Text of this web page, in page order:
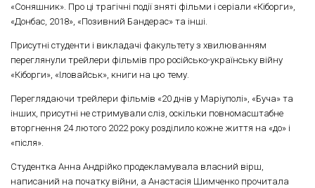
«Соняшник». Про ці трагічні події зняті фільми і серіали «Кіборги»,
«Донбас, 2018», «Позивний Бандерас» та інші.
Присутні студенти і викладачі факультету з хвилюванням
переглянули трейлери фільмів про російсько-українську війну
«Кіборги», «Іловайськ», книги на цю тему.
Переглядаючи трейлери фільмів «20 днів у Маріуполі», «Буча» та
інших, присутні не стримували сліз, оскільки повномасштабне
вторгнення 24 лютого 2022 року розділило кожне життя на «до» і
«після».
Студентка Анна Андрійко продекламувала власний вірш,
написаний на початку війни, а Анастасія Шимченко прочитала